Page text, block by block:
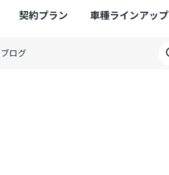
契約プラン 車種ラインアップ
ブログ